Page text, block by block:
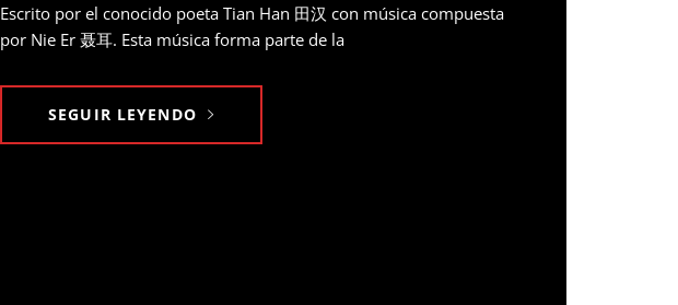
Escrito por el conocido poeta Tian Han 田汉 con música compuesta
por Nie Er 聂耳. Esta música forma parte de la
SEGUIR LEYENDO